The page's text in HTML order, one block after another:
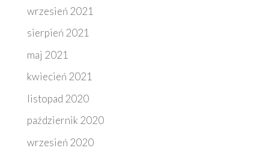
wrzesień 2021
sierpień 2021
maj 2021
kwiecień 2021
listopad 2020
październik 2020
wrzesień 2020